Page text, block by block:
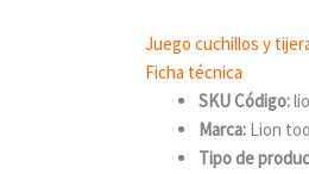
Juego cuchillos y
Ficha técnica
SKU Código:
Marca: Lion
Tipo de